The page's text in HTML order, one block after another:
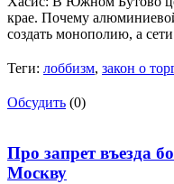
крае. Почему
создать монополию, а
Теги: лоббизм, закон о
Обсудить (0)
Про запрет въезда
Москву